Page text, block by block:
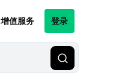
增值服务 登录